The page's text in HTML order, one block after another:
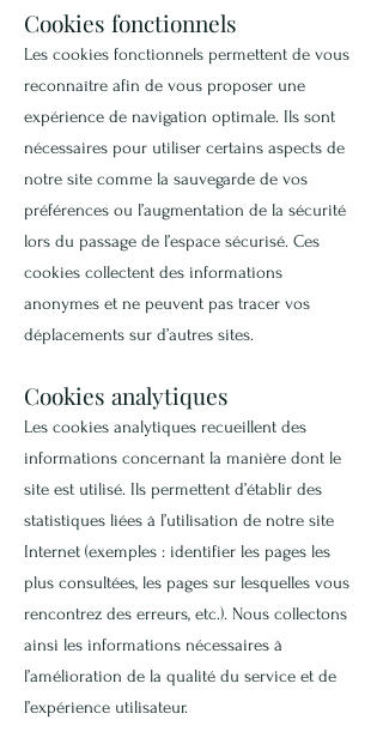
Cookies fonctionnels
Les cookies fonctionnels permettent de vous
reconnaître afin de vous proposer une
expérience de navigation optimale. Ils sont
nécessaires pour utiliser certains aspects de
notre site comme la sauvegarde de vos
préférences ou l’augmentation de la sécurité
lors du passage de l’espace sécurisé. Ces
cookies collectent des informations
anonymes et ne peuvent pas tracer vos
déplacements sur d’autres sites.
Cookies analytiques
Les cookies analytiques recueillent des
informations concernant la manière dont le
site est utilisé. Ils permettent d’établir des
statistiques liées à l’utilisation de notre site
Internet (exemples : identifier les pages les
plus consultées, les pages sur lesquelles vous
rencontrez des erreurs, etc.). Nous collectons
ainsi les informations nécessaires à
l’amélioration de la qualité du service et de
l’expérience utilisateur.